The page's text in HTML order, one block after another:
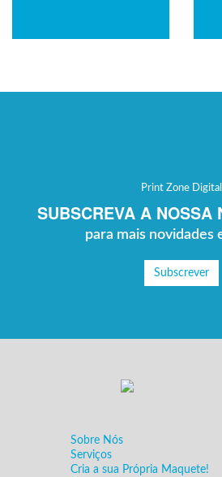
Print Zone Digital
SUBSCREVA A NOSSA
para mais novidades
Subscrever
Sobre Nós
Serviços
Cria a sua Própria Maquete!